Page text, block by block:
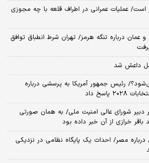
است/ عملیات عمرانی در اطراف قلعه با چه مجوزی
و عمان درباره تنگه هرمز/ تهران شرط انطباق توافق
داعش شد
رئیس جمهور آمریکا به پرسشی درباره
پاسخ داد
دبیر شورای عالی امنیت ملی/ به همان صورتی
باقر خرازی از آن خبر داده بود
درباره مصر/ احداث یک پایگاه نظامی در نزدیکی